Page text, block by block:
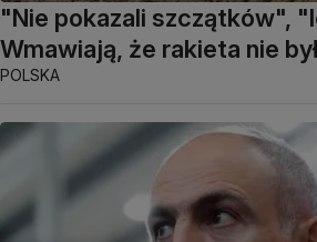
"Nie pokazali szczątków",
Wmawiają, że rakieta nie
POLSKA